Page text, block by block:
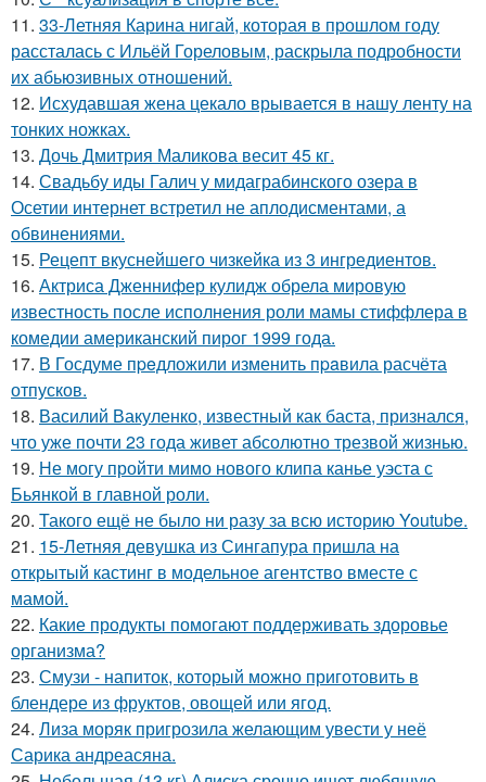
11. 33-Летняя Карина нигай, которая в прошлом году
рассталась с Ильёй Гореловым, раскрыла подробности
их абьюзивных отношений.
12. Исхудавшая жена цекало врывается в нашу ленту на
тонких ножках.
13. Дочь Дмитрия Маликова весит 45 кг.
14. Свадьбу иды Галич у мидаграбинского озера в
Осетии интернет встретил не аплодисментами, а
обвинениями.
15. Рецепт вкуснейшего чизкейка из 3 ингредиентов.
16. Актриса Дженнифер кулидж обрела мировую
известность после исполнения роли мамы стиффлера в
комедии американский пирог 1999 года.
17. В Госдуме пpeдложили изменить пpaвила расчёта
отпусков.
18. Василий Вакуленко, известный как баста, признался,
что уже почти 23 года живет абсолютно трезвой жизнью.
19. Не могу пройти мимо нового клипа канье уэста с
Бьянкой в главной роли.
20. Такого ещё не было ни разу за всю историю Youtube.
21. 15-Летняя девушка из Сингапура пришла на
открытый кастинг в модельное агентство вместе с
мамой.
22. Какие продукты помогают поддерживать здоровье
организма?
23. Смузи - напиток, который можно приготовить в
блендере из фруктов, овощей или ягод.
24. Лиза моряк пригрозила желающим увести у неё
Сарика андреасяна.